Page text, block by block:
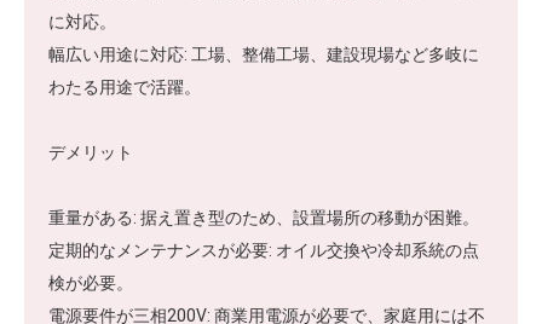
に対応。
幅広い用途に対応: 工場、整備工場、建設現場など多岐に
わたる用途で活躍。
デメリット
重量がある: 据え置き型のため、設置場所の移動が困難。
定期的なメンテナンスが必要: オイル交換や冷却系統の点
検が必要。
電源要件が三相200V: 商業用電源が必要で、家庭用には不